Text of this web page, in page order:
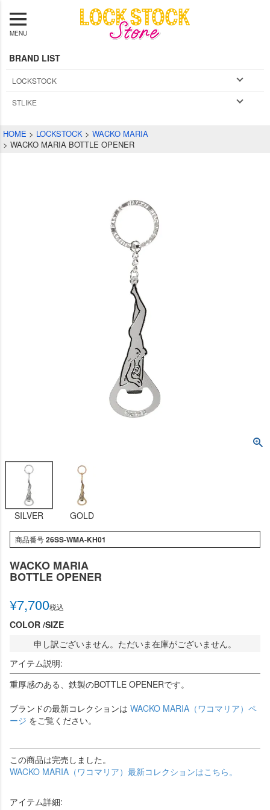
MENU
BRAND LIST
LOCKSTOCK
STLIKE
HOME LOCKSTOCK
WACKO MARIA
WACKO MARIA BOTTLE OPENER
SILVER GOLD
商品番号26SS-WMA-KH01
WACKO MARIA
BOTTLE OPENER
¥7,700税込
COLOR SIZE
申し訳ございません。ただいま在庫がございません。
アイテム説明:
重厚感のある、鉄製のBOTTLE OPENERです。
ブランドの最新コレクションは WACKO MARIA（ワコマリア）ペ
ージ をご覧ください。
この商品は完売しました。
WACKO MARIA（ワコマリア）最新コレクションはこちら。
アイテム詳細: